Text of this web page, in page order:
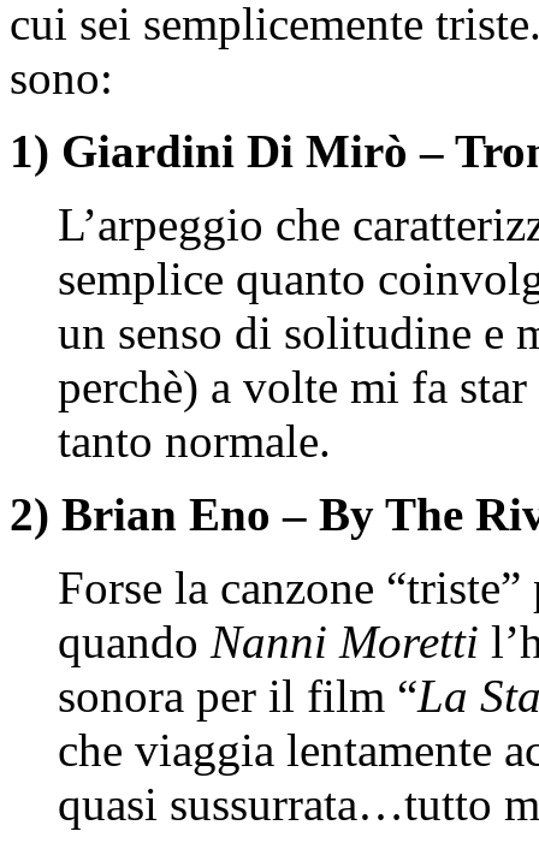
cui sei semplicemente
sono:
1) Giardini Di Mirò –
L’arpeggio che
semplice quanto
un senso di solitudine e
perchè) a volte mi fa
tanto normale.
2) Brian Eno – By The
Forse la canzone
quando Nanni Moretti
sonora per il film “La
che viaggia lentamente
quasi sussurrata…tutto